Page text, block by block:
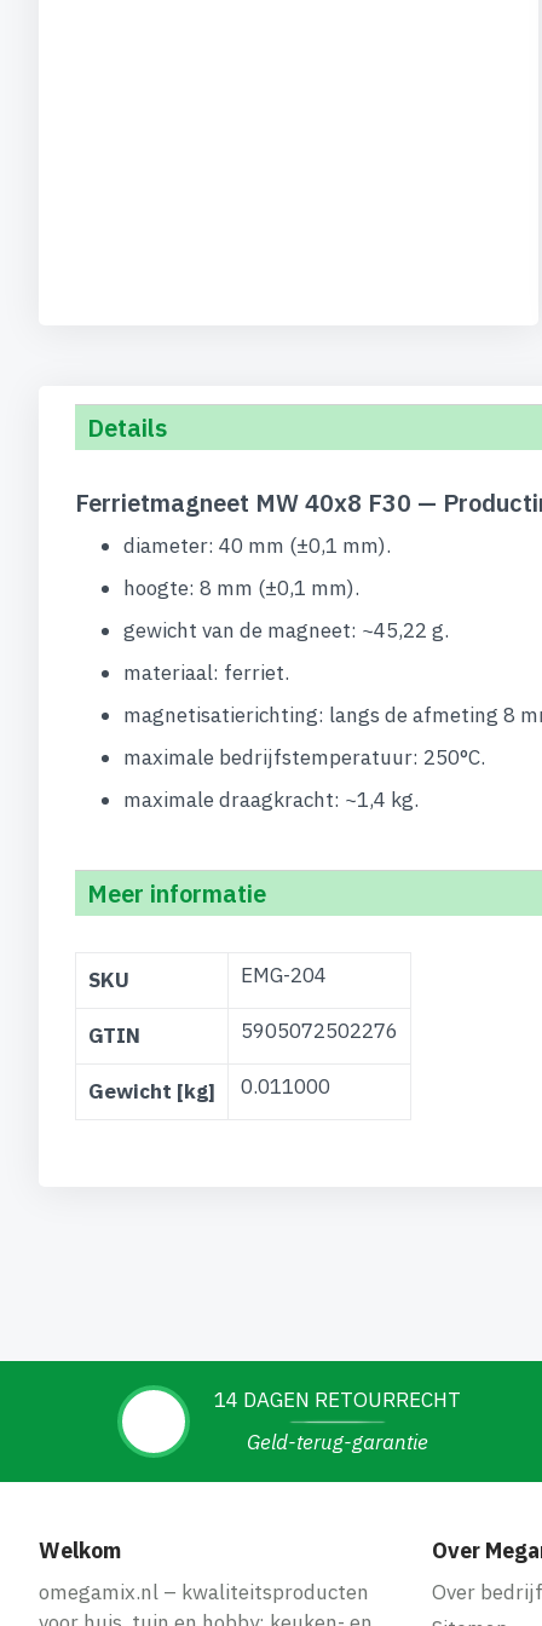
Details
Ferrietmagneet MW 40x8 F30 —
diameter: 40 mm (±0,1 mm).
hoogte: 8 mm (±0,1 mm).
gewicht van de magneet: ~45,22 g.
materiaal: ferriet.
magnetisatierichting: langs de afmeting 8
maximale bedrijfstemperatuur: 250°C.
maximale draagkracht: ~1,4 kg.
Meer informatie
informatie
SKU EMG-204
GTIN 5905072502276
Gewicht [kg] 0.011000
14 DAGEN RETOURRECHT
Geld-terug-garantie
Welkom
omegamix.nl – kwaliteitsproducten
Over
Over bedrijf